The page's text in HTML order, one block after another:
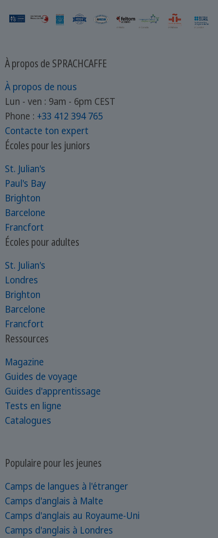
À propos de SPRACHCAFFE
À propos de nous
Lun - ven : 9am - 6pm CEST
Phone : +33 412 394 765
Contacte ton expert
Écoles pour les juniors
St. Julian's
Paul's Bay
Brighton
Barcelone
Francfort
Écoles pour adultes
St. Julian's
Londres
Brighton
Barcelone
Francfort
Ressources
Magazine
Guides de voyage
Guides d'apprentissage
Tests en ligne
Catalogues
Populaire pour les jeunes
Camps de langues à l'étranger
Camps d'anglais à Malte
Camps d'anglais au Royaume-Uni
Camps d'anglais à Londres